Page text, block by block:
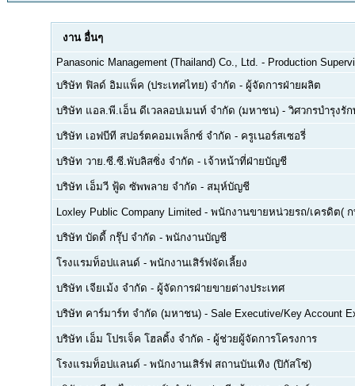
งาน อื่นๆ
Panasonic Management (Thailand) Co., Ltd. - Production
บริษัท ฟิลด์ อิมแพ็ค (ประเทศไทย) จำกัด - ผู้จัดการฝ่ายผลิต
บริษัท แอล.พี.เอ็น ดีเวลลอปเมนท์ จำกัด (มหาชน) - วิศวกรบำรุงรั
บริษัท เอฟบีที สปอร์ตคอมเพล็กซ์ จำกัด - ครูเนอร์สเซอรี่
บริษัท วาย.ซี.ซี.พับลิสซิ่ง จำกัด - เจ้าหน้าที่ฝ่ายบัญชี
บริษัท เอ็มวี ฟู้ด ซัพพลาย จำกัด - สมุห์บัญชี
Loxley Public Company Limited - พนักงานขายหน่วยรถ/เครดิต(
บริษัท บัดดี้ กรุ๊ป จำกัด - พนักงานบัญชี
โรงแรมท็อปแลนด์ - พนักงานเสิร์ฟจัดเลี้ยง
บริษัท เจียเม้ง จำกัด - ผู้จัดการฝ่ายขายต่างประเทศ
บริษัท คาร์มาร์ท จำกัด (มหาชน) - Sale Executive/Key Account
บริษัท เอ็ม โปรเจ็ค โฮลดิ้ง จำกัด - ผู้ช่วยผู้จัดการโครงการ
โรงแรมท็อปแลนด์ - พนักงานเสิร์ฟ สถานบันเทิง (ปิกัสโซ่)